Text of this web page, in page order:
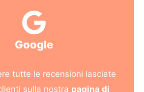
Google
tutte le recensioni lasciate
sulla nostra pagina di